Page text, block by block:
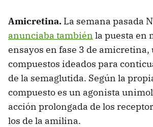
Amicretina. La semana pasada
anunciaba también la puesta en
ensayos en fase 3 de amicretina,
compuestos ideados para
de la semaglutida. Según la
compuesto es un agonista
acción prolongada de los
los de la amilina.